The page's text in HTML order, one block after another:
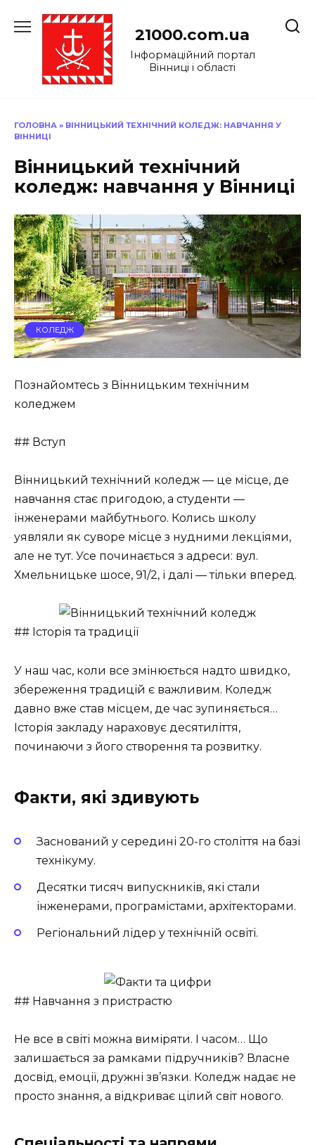
до
21000.com.ua
Інформаційний портал
Вінниці і області
ГОЛОВНА » ВІННИЦЬКИЙ ТЕХНІЧНИЙ КОЛЕДЖ: НАВЧАННЯ У
ВІННИЦІ
Вінницький технічний
коледж: навчання у Вінниці
КОЛЕДЖ
Познайомтесь з Вінницьким технічним
коледжем
## Вступ
Вінницький технічний коледж — це місце, де
навчання стає пригодою, а студенти —
інженерами майбутнього. Колись школу
уявляли як суворе місце з нудними лекціями,
але не тут. Усе починається з адреси: вул.
Хмельницьке шосе, 91/2, і далі — тільки вперед.
## Історія та традиції
У наш час, коли все змінюється надто швидко,
збереження традицій є важливим. Коледж
давно вже став місцем, де час зупиняється…
Історія закладу нараховує десятиліття,
починаючи з його створення та розвитку.
Факти, які здивують
Заснований у середині 20-го століття на базі
технікуму.
Десятки тисяч випускників, які стали
інженерами, програмістами, архітекторами.
Регіональний лідер у технічній освіті.
## Навчання з пристрастю
Не все в світі можна виміряти. І часом… Що
залишається за рамками підручників? Власне
досвід, емоції, дружні зв’язки. Коледж надає не
просто знання, а відкриває цілий світ нового.